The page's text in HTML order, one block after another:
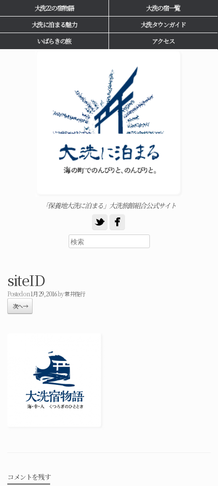
大洗22の宿物語
大洗の宿一覧
大洗に泊まる魅力
大洗タウンガイド
いばらきの旅
アクセス
「保養地大洗に泊まる」大洗旅館組合公式サイト
siteID
Posted on1月 29, 2016by常井俊行
次へ →
コメントを残す